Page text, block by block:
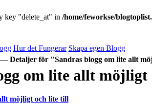
key "delete_at" in /home/feworkse/
Hur det Fungerar Skapa egen Blogg
— Detaljer för "Sandras blogg om lite allt
om lite allt
möjligt och lite till